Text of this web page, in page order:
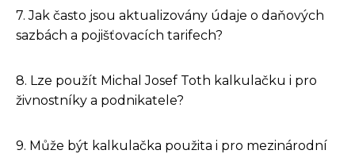
7. Jak často jsou aktualizovány údaje o daňových
sazbách a pojišťovacích tarifech?
8. Lze použít Michal Josef Toth kalkulačku i pro
živnostníky a podnikatele?
9. Může být kalkulačka použita i pro mezinárodní